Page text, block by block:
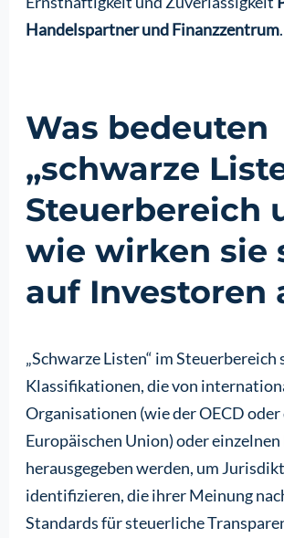
Handelspartner und Finanzzentrum.
Was bedeuten
„schwarze
Steuerbereich
wie wirken sie
auf Investoren
„Schwarze Listen“ im Steuerbereich
Klassifikationen, die von
Organisationen (wie der OECD oder
Europäischen Union) oder einzelnen
herausgegeben werden, um
identifizieren, die ihrer Meinung
Standards für steuerliche